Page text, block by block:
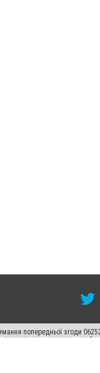
попередньої згоди
статті не нижче другого